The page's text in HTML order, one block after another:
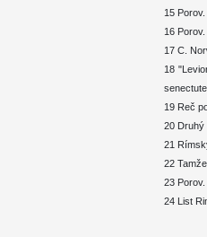
15
16
17 C.
18
19 Reč
20 Druhý
21
22
23
24 List